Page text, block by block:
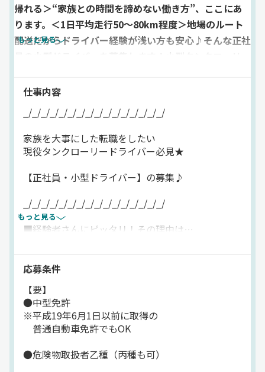
帰れる＞“家族との時間を諦めない働き方”、ここにあ
ります。＜1日平均走行50～80km程度＞地場のルート
配送だからドライバー経験が浅い方も安心♪そんな正社
員の小型ドライバーを募集します！小型タンクローリー
販売、洗浄のご案内などをお任せ。【担当エリアは勤務
の生活はもう終わり。無理のない距離の配送をしません
か？当社は【年商370億円のグループ企業】安定した経
営をしているため、転職後の不安は一切ナシで働けます
に働けます。その上、年間休日110日と休みも充実◎今
なら入社祝い金・引っ越し費用も支給しているので、転
職を考えているなら、ぜひ一度お話してみましょう^^
もっと見る
仕事内容
_/_/_/_/_/_/_/_/_/_/_/_/_/_/_/_/
家族を大事にした転職をしたい
現役タンクローリードライバー必見★
【正社員・小型ドライバー】の募集♪
_/_/_/_/_/_/_/_/_/_/_/_/_/_/_/_/
■経験者さんにピッタリ！その理由は…
運転の負担はほとんどナシ！
個人宅への配送ですが、
行き先もほとんど決まっているため、
1ヶ月もすれば
スグに慣れることが出来ますよ^^
毎日数100kmを走る、なんて生活は
もっと見る
応募条件
【要】
●中型免許
※平成19年6月1日以前に取得の
普通自動車免許でもOK
●危険物取扱者乙種（丙種も可）